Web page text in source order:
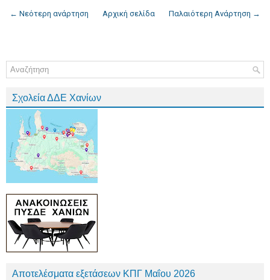
← Νεότερη ανάρτηση Παλαιότερη Ανάρτηση →
Αρχική σελίδα
Σχολεία ΔΔΕ Χανίων
Αποτελέσματα εξετάσεων ΚΠΓ Μαΐου 2026